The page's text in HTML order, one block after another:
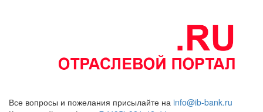
Все вопросы и пожелания присылайте на info@ib-bank.ru